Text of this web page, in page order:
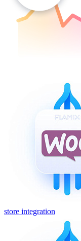
store integration